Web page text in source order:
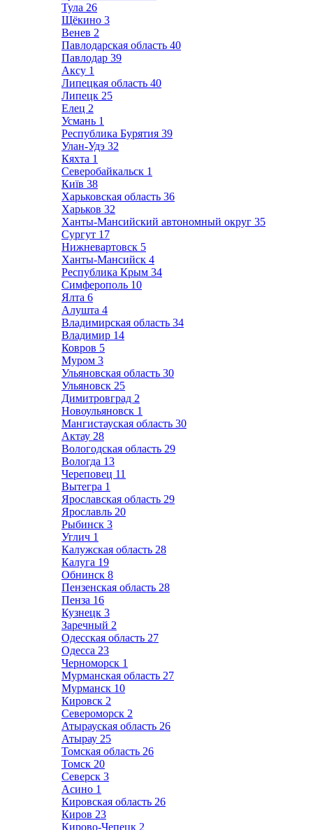
Тула 26
Щёкино 3
Венев 2
Павлодарская область 40
Павлодар 39
Аксу 1
Липецкая область 40
Липецк 25
Елец 2
Усмань 1
Республика Бурятия 39
Улан-Удэ 32
Кяхта 1
Северобайкальск 1
Київ 38
Харьковская область 36
Харьков 32
Ханты-Мансийский автономный округ 35
Сургут 17
Нижневартовск 5
Ханты-Мансийск 4
Республика Крым 34
Симферополь 10
Ялта 6
Алушта 4
Владимирская область 34
Владимир 14
Ковров 5
Муром 3
Ульяновская область 30
Ульяновск 25
Димитровград 2
Новоульяновск 1
Мангистауская область 30
Актау 28
Вологодская область 29
Вологда 13
Череповец 11
Вытегра 1
Ярославская область 29
Ярославль 20
Рыбинск 3
Углич 1
Калужская область 28
Калуга 19
Обнинск 8
Пензенская область 28
Пенза 16
Кузнецк 3
Заречный 2
Одесская область 27
Одесса 23
Черноморск 1
Мурманская область 27
Мурманск 10
Кировск 2
Североморск 2
Атырауская область 26
Атырау 25
Томская область 26
Томск 20
Северск 3
Асино 1
Кировская область 26
Киров 23
Кирово-Чепецк 2